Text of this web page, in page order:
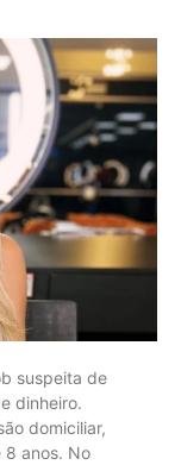
suspeita de
dinheiro.
domiciliar,
8 anos. No